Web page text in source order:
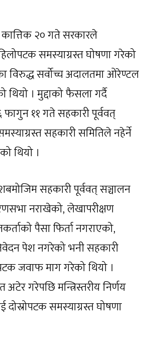
२० गते सरकारले
समस्याग्रस्त घोषणा गरेको
विरुद्ध सर्वोच्च अदालतमा ओरेण्टल
थियो । मुद्दाको फैसला गर्दै
फागुन ११ गते सहकारी पूर्ववत्
सहकारी समितिले नहेर्ने
थियो ।
सहकारी पूर्ववत् सञ्चालन
नराखेको, लेखापरीक्षण
पैसा फिर्ता नगराएको,
पेश नगरेको भनी सहकारी
जवाफ माग गरेको थियो ।
गरेपछि मन्त्रिस्तरीय निर्णय
समस्याग्रस्त घोषणा